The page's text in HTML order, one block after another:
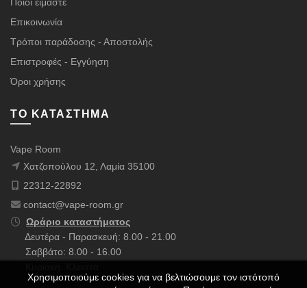
Επικοινωνία
Τρόποι παράδοσης - Αποστολής
Επιστροφές - Εγγύηση
Όροι χρήσης
ΤΟ ΚΑΤΆΣΤΗΜΑ
Vape Room
Χατζοπούλου 12, Λαμία 35100
22312-22892
contact@vape-room.gr
Ωράριο καταστήματος
Δευτέρα - Παρασκευή: 8.00 - 21.00
Σαββάτο: 8.00 - 16.00
Χρησιμοποιούμε cookies για να βελτιώσουμε τον ιστότοπό